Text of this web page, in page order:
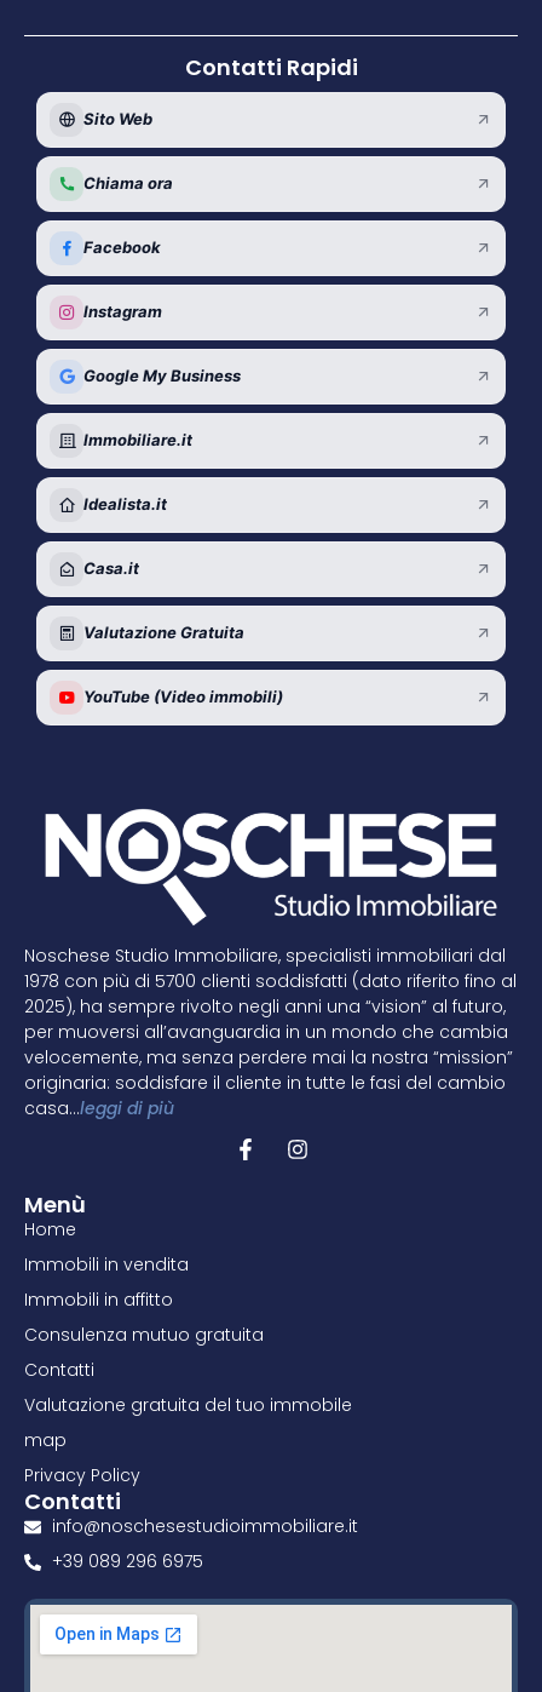
Contatti Rapidi
Sito Web
Chiama ora
Facebook
Instagram
Google My Business
Immobiliare.it
Idealista.it
Casa.it
Valutazione Gratuita
YouTube (Video immobili)
Noschese Studio Immobiliare, specialisti immobiliari dal
1978 con più di 5700 clienti soddisfatti (dato riferito fino al
2025), ha sempre rivolto negli anni una “vision” al futuro,
per muoversi all’avanguardia in un mondo che cambia
velocemente, ma senza perdere mai la nostra “mission”
originaria: soddisfare il cliente in tutte le fasi del cambio
casa…leggi di più
Menù
Home
Immobili in vendita
Immobili in affitto
Consulenza mutuo gratuita
Contatti
Valutazione gratuita del tuo immobile
map
Privacy Policy
Contatti
info@noschesestudioimmobiliare.it
+39 089 296 6975